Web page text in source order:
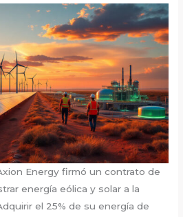
Energy firmó un contrato de
energía eólica y solar a la
el 25% de su energía de